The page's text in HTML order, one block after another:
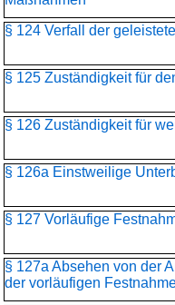
§ 124 Verfall der
§ 125 Zuständigkeit für
§ 126 Zuständigkeit für
§ 126a Einstweilige
§ 127 Vorläufige
§ 127a Absehen von der
der vorläufigen